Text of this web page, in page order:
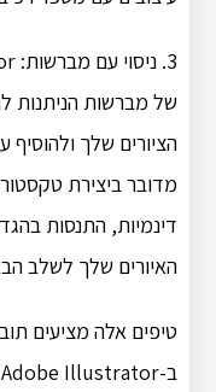
של מברשות הניתנות
הציורים שלך
מדובר ביצירת
דינמיות, התנסות
האיורים שלך לשלב
טיפים אלה מציעים